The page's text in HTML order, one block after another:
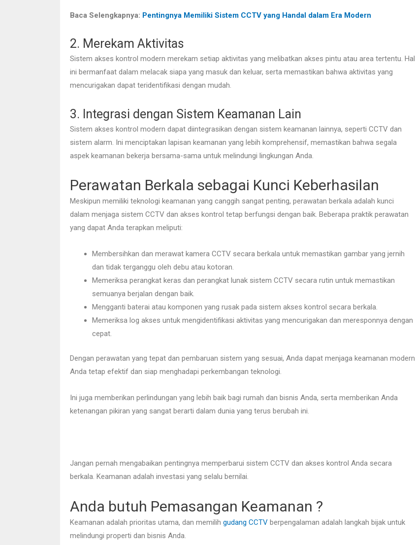
Baca Selengkapnya: Pentingnya Memiliki Sistem CCTV yang Handal dalam Era Modern
2. Merekam Aktivitas
Sistem akses kontrol modern merekam setiap aktivitas yang melibatkan akses pintu atau area tertentu. Hal
ini bermanfaat dalam melacak siapa yang masuk dan keluar, serta memastikan bahwa aktivitas yang
mencurigakan dapat teridentifikasi dengan mudah.
3. Integrasi dengan Sistem Keamanan Lain
Sistem akses kontrol modern dapat diintegrasikan dengan sistem keamanan lainnya, seperti CCTV dan
sistem alarm. Ini menciptakan lapisan keamanan yang lebih komprehensif, memastikan bahwa segala
aspek keamanan bekerja bersama-sama untuk melindungi lingkungan Anda.
Perawatan Berkala sebagai Kunci Keberhasilan
Meskipun memiliki teknologi keamanan yang canggih sangat penting, perawatan berkala adalah kunci
dalam menjaga sistem CCTV dan akses kontrol tetap berfungsi dengan baik. Beberapa praktik perawatan
yang dapat Anda terapkan meliputi:
Membersihkan dan merawat kamera CCTV secara berkala untuk memastikan gambar yang jernih
dan tidak terganggu oleh debu atau kotoran.
Memeriksa perangkat keras dan perangkat lunak sistem CCTV secara rutin untuk memastikan
semuanya berjalan dengan baik.
Mengganti baterai atau komponen yang rusak pada sistem akses kontrol secara berkala.
Memeriksa log akses untuk mengidentifikasi aktivitas yang mencurigakan dan meresponnya dengan
cepat.
Dengan perawatan yang tepat dan pembaruan sistem yang sesuai, Anda dapat menjaga keamanan modern
Anda tetap efektif dan siap menghadapi perkembangan teknologi.
Ini juga memberikan perlindungan yang lebih baik bagi rumah dan bisnis Anda, serta memberikan Anda
ketenangan pikiran yang sangat berarti dalam dunia yang terus berubah ini.
Jangan pernah mengabaikan pentingnya memperbarui sistem CCTV dan akses kontrol Anda secara
berkala. Keamanan adalah investasi yang selalu bernilai.
Anda butuh Pemasangan Keamanan ?
Keamanan adalah prioritas utama, dan memilih gudang CCTV berpengalaman adalah langkah bijak untuk
melindungi properti dan bisnis Anda.